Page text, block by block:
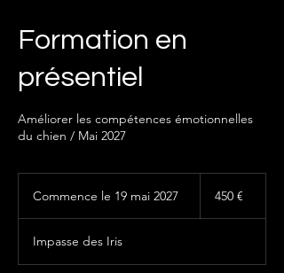
Formation en
présentiel
Améliorer les compétences émotionnelles
du chien / Mai 2027
Commence le 19 mai 2027
e
450 €
Impasse des Iris